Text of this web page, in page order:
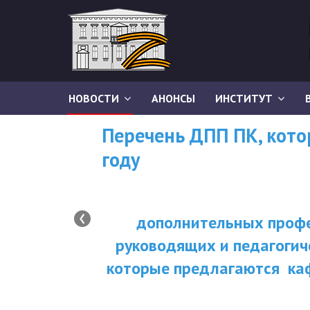
НОВОСТИ АНОНСЫ ИНСТИТУТ
Перечень ДПП ПК,
году
дополнительных
руководящих и
которые предлагаются
‹